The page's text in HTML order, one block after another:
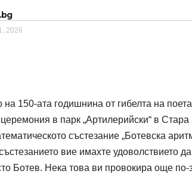
2026
на 150-ата годишнина от гибелта на
в парк „Артилерийски“ в
състезание „Ботевска
вие имахте удоволствието
Ботев. Нека това ви провокира още по-